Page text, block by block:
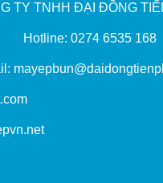
TY TNHH ĐẠI ĐỒNG
Hotline: 0274 6535 168